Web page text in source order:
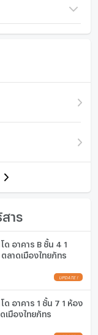
HI SUTTHISAN
ก
สาร
ด อาคาร B ชั้น 4 1
ลาดเมืองไทยภัทร
ด อาคาร 1 ชั้น 7 1 ห้อง
เมืองไทยภัทร